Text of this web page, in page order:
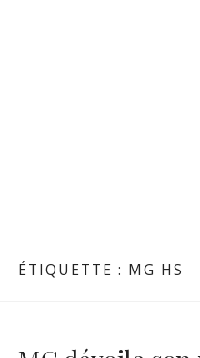
ÉTIQUETTE : MG HS